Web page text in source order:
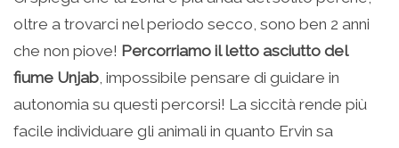
oltre a trovarci nel periodo secco, sono ben 2 anni
che non piove! Percorriamo il letto asciutto del
fiume Unjab, impossibile pensare di guidare in
autonomia su questi percorsi! La siccità rende più
facile individuare gli animali in quanto Ervin sa